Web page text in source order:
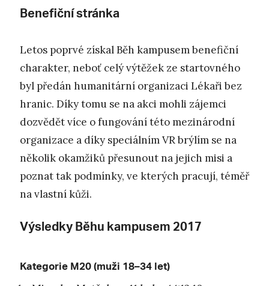
Benefiční stránka
Letos poprvé získal Běh kampusem benefiční
charakter, neboť celý výtěžek ze startovného
byl předán humanitární organizaci Lékaři bez
hranic. Díky tomu se na akci mohli zájemci
dozvědět více o fungování této mezinárodní
organizace a díky speciálním VR brýlím se na
několik okamžiků přesunout na jejich misi a
poznat tak podmínky, ve kterých pracují, téměř
na vlastní kůži.
Výsledky Běhu kampusem 2017
Kategorie M20 (muži 18–34 let)